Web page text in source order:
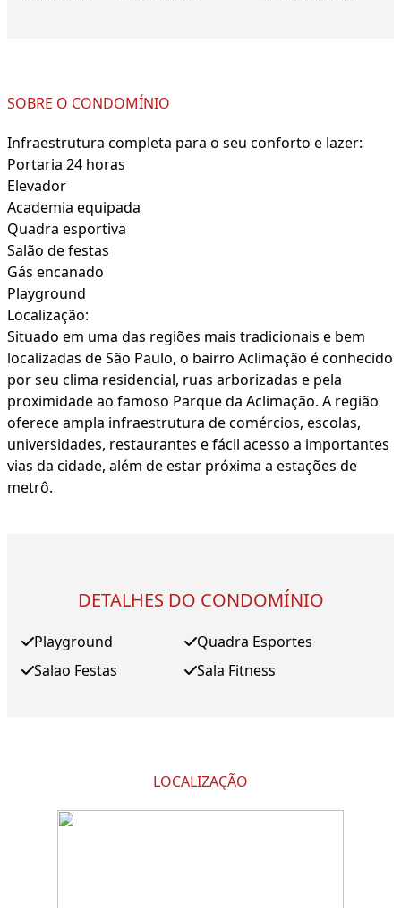
SOBRE O CONDOMÍNIO
Infraestrutura completa para o seu conforto e lazer:
Portaria 24 horas
Elevador
Academia equipada
Quadra esportiva
Salão de festas
Gás encanado
Playground
Localização:
Situado em uma das regiões mais tradicionais e bem
localizadas de São Paulo, o bairro Aclimação é conhecido
por seu clima residencial, ruas arborizadas e pela
proximidade ao famoso Parque da Aclimação. A região
oferece ampla infraestrutura de comércios, escolas,
universidades, restaurantes e fácil acesso a importantes
vias da cidade, além de estar próxima a estações de
metrô.
DETALHES DO CONDOMÍNIO
Playground
Salao Festas
Quadra Esportes
Sala Fitness
LOCALIZAÇÃO